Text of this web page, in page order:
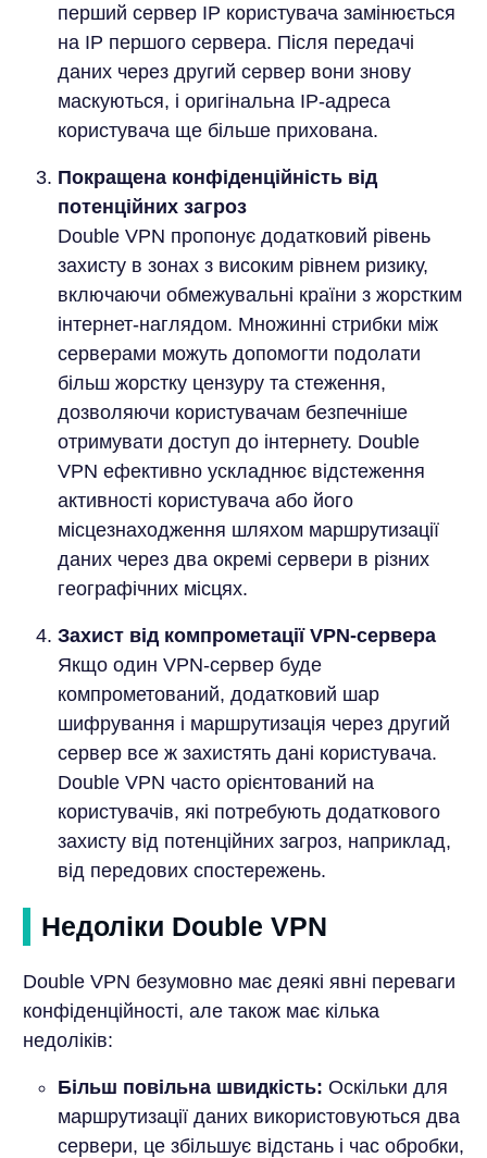
перший сервер IP користувача замінюється
на IP першого сервера. Після передачі
даних через другий сервер вони знову
маскуються, і оригінальна IP-адреса
користувача ще більше прихована.
Покращена конфіденційність від
потенційних загроз
Double VPN пропонує додатковий рівень
захисту в зонах з високим рівнем ризику,
включаючи обмежувальні країни з жорстким
інтернет-наглядом. Множинні стрибки між
серверами можуть допомогти подолати
більш жорстку цензуру та стеження,
дозволяючи користувачам безпечніше
отримувати доступ до інтернету. Double
VPN ефективно ускладнює відстеження
активності користувача або його
місцезнаходження шляхом маршрутизації
даних через два окремі сервери в різних
географічних місцях.
Захист від компрометації VPN-сервера
Якщо один VPN-сервер буде
компрометований, додатковий шар
шифрування і маршрутизація через другий
сервер все ж захистять дані користувача.
Double VPN часто орієнтований на
користувачів, які потребують додаткового
захисту від потенційних загроз, наприклад,
від передових спостережень.
Недоліки Double VPN
Double VPN безумовно має деякі явні переваги
конфіденційності, але також має кілька
недоліків:
Більш повільна швидкість: Оскільки для
маршрутизації даних використовуються два
сервери, це збільшує відстань і час обробки,